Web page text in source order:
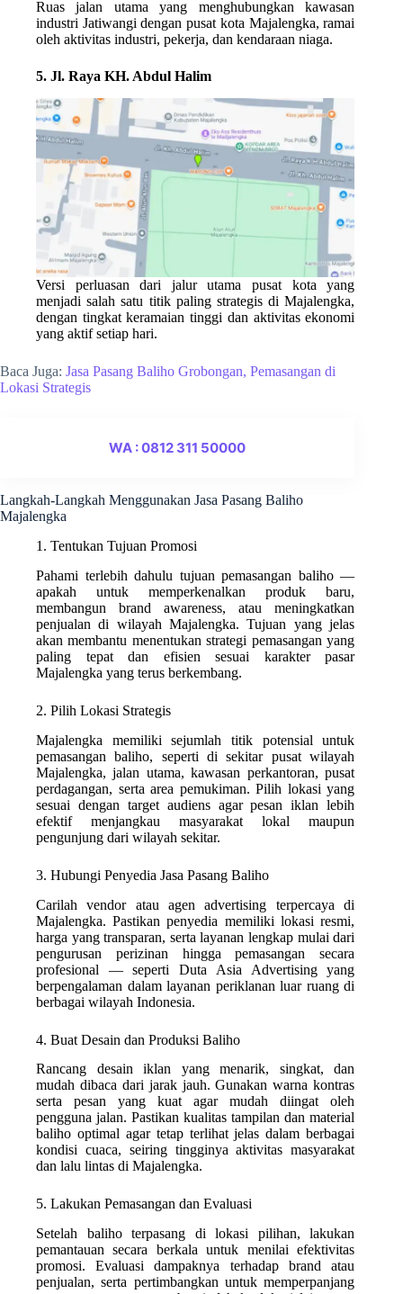
Ruas jalan utama yang menghubungkan kawasan
industri Jatiwangi dengan pusat kota Majalengka, ramai
oleh aktivitas industri, pekerja, dan kendaraan niaga.
5. Jl. Raya KH. Abdul Halim
Versi perluasan dari jalur utama pusat kota yang
menjadi salah satu titik paling strategis di Majalengka,
dengan tingkat keramaian tinggi dan aktivitas ekonomi
yang aktif setiap hari.
Baca Juga: Jasa Pasang Baliho Grobongan, Pemasangan di
Lokasi Strategis
WA : 0812 311 50000
Langkah-Langkah Menggunakan Jasa Pasang Baliho
Majalengka
1. Tentukan Tujuan Promosi
Pahami terlebih dahulu tujuan pemasangan baliho —
apakah untuk memperkenalkan produk baru,
membangun brand awareness, atau meningkatkan
penjualan di wilayah Majalengka. Tujuan yang jelas
akan membantu menentukan strategi pemasangan yang
paling tepat dan efisien sesuai karakter pasar
Majalengka yang terus berkembang.
2. Pilih Lokasi Strategis
Majalengka memiliki sejumlah titik potensial untuk
pemasangan baliho, seperti di sekitar pusat wilayah
Majalengka, jalan utama, kawasan perkantoran, pusat
perdagangan, serta area pemukiman. Pilih lokasi yang
sesuai dengan target audiens agar pesan iklan lebih
efektif menjangkau masyarakat lokal maupun
pengunjung dari wilayah sekitar.
3. Hubungi Penyedia Jasa Pasang Baliho
Carilah vendor atau agen advertising terpercaya di
Majalengka. Pastikan penyedia memiliki lokasi resmi,
harga yang transparan, serta layanan lengkap mulai dari
pengurusan perizinan hingga pemasangan secara
profesional — seperti Duta Asia Advertising yang
berpengalaman dalam layanan periklanan luar ruang di
berbagai wilayah Indonesia.
4. Buat Desain dan Produksi Baliho
Rancang desain iklan yang menarik, singkat, dan
mudah dibaca dari jarak jauh. Gunakan warna kontras
serta pesan yang kuat agar mudah diingat oleh
pengguna jalan. Pastikan kualitas tampilan dan material
baliho optimal agar tetap terlihat jelas dalam berbagai
kondisi cuaca, seiring tingginya aktivitas masyarakat
dan lalu lintas di Majalengka.
5. Lakukan Pemasangan dan Evaluasi
Setelah baliho terpasang di lokasi pilihan, lakukan
pemantauan secara berkala untuk menilai efektivitas
promosi. Evaluasi dampaknya terhadap brand atau
penjualan, serta pertimbangkan untuk memperpanjang